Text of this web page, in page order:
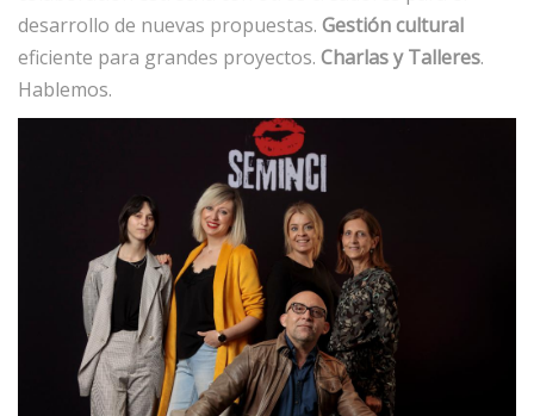
desarrollo de nuevas propuestas. Gestión cultural
eficiente para grandes proyectos. Charlas y Talleres.
Hablemos.